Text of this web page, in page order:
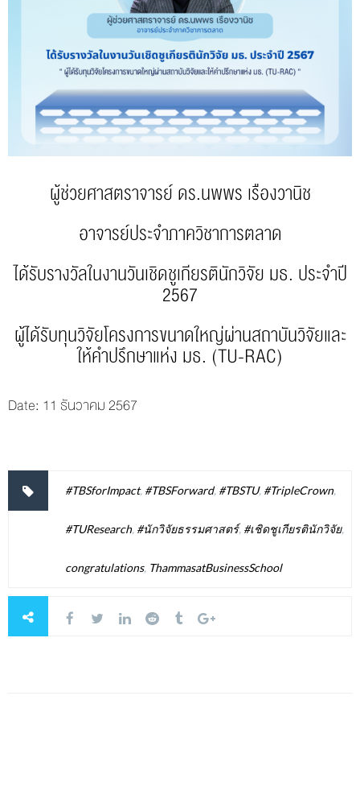
ผู้ช่วยศาสตราจารย์ ดร.นพพร เรืองวานิช
อาจารย์ประจำภาควิชาการตลาด
ได้รับรางวัลในงานวันเชิดชูเกียรตินักวิจัย มธ. ประจำปี
2567
ผู้ได้รับทุนวิจัยโครงการขนาดใหญ่ผ่านสถาบันวิจัยและ
ให้คำปรึกษาแห่ง มธ. (TU-RAC)
Date: 11 ธันวาคม 2567
#TBSforImpact, #TBSForward, #TBSTU, #TripleCrown,
#TUResearch, #นักวิจัยธรรมศาสตร์, #เชิดชูเกียรตินักวิจัย,
congratulations, ThammasatBusinessSchool